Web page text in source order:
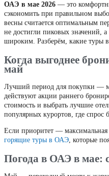
ОАЭ в мае 2026 — это
сэкономить при правильном
весны считается оптимальным
не достигли пиковых значений, а
широким. Разберём, какие туры
Когда выгоднее
май
Лучший период для покупки —
действуют акции раннего
стоимость и выбрать лучшие
популярных курортов, где спрос
Если приоритет — максимальная
горящие туры в ОАЭ, которые
Погода в ОАЭ в мае: